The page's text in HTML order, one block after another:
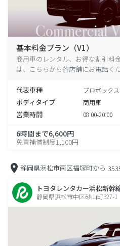
基本料金プラン（V1）
商用車のレンタル、お得な割引料
は、こちらから各店舗にお電話くだ
代表車種 プロボック
ボディタイプ 商用車
営業時間 08:00-20:00
6時間まで6,600円
免責補償制度1,100円
静岡県浜松市南区福塚町から
トヨタレンタカー浜松新幹
静岡県浜松市中区砂山町327-1